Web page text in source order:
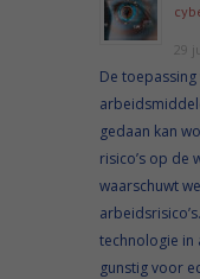
29
De
gedaan kan
risico’s op de
waarschuwt
technologie
gunstig voor